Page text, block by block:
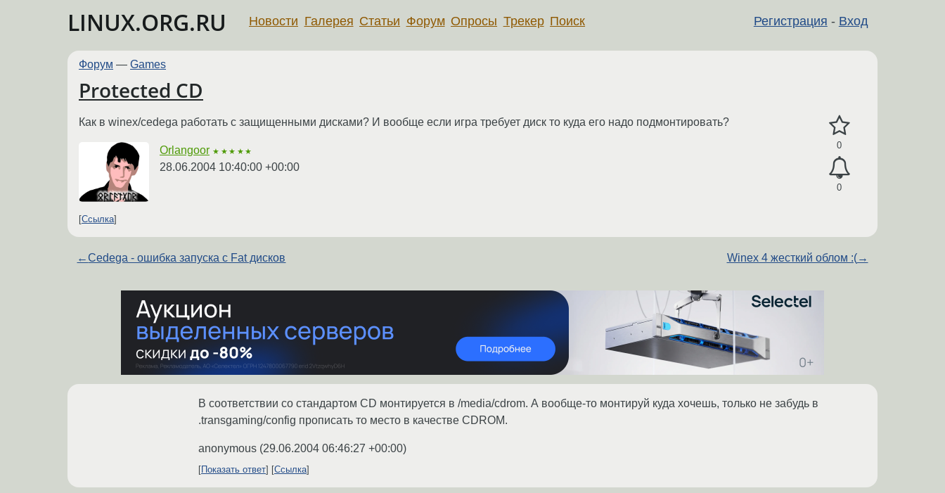
LINUX.ORG.RU Регистрация - Вход
Новости Галерея Статьи Форум Опросы Трекер Поиск
Форум — Games
Protected CD
0
0
Как в winex/cedega работать с защищенными дисками? И вообще если игра требует диск то куда его надо подмонтировать?
Orlangoor ★★★★★
28.06.2004 10:40:00 +00:00
Ссылка
←Cedega - ошибка запуска с Fat дисков Winex 4 жесткий облом :(→
В соответствии со стандартом CD монтируется в /media/cdrom. А вообще-то монтируй куда хочешь, только не забудь в
.transgaming/config прописать то место в качестве CDROM.
anonymous (29.06.2004 06:46:27 +00:00)
Показать ответ Ссылка